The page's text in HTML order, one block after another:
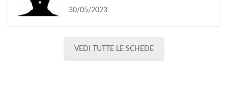
30/05/2023
VEDI TUTTE LE SCHEDE